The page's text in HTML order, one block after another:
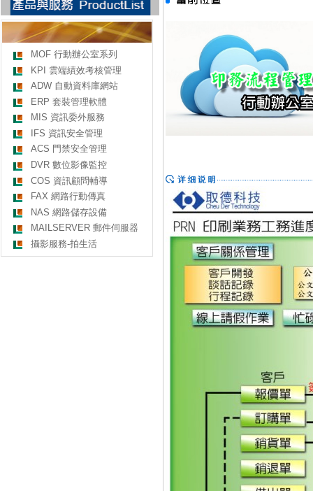
MOF 行動辦公室系列
KPI 雲端績效考核管理
ADW 自動資料庫網站
ERP 套裝管理軟體
MIS 資訊委外服務
IFS 資訊安全管理
ACS 門禁安全管理
DVR 數位影像監控
COS 資訊顧問輔導
FAX 網路行動傳真
NAS 網路儲存設備
MAILSERVER 郵件伺服器
攝影服務-拍生活